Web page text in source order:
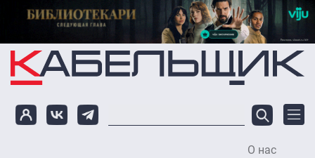
Перейти к основному содержанию
О нас